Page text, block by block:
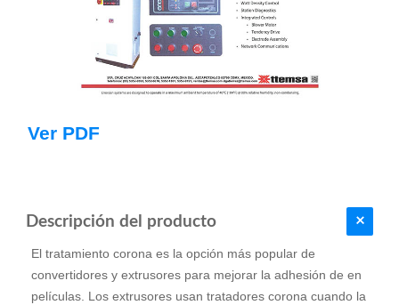
Ver PDF
Descripción del producto
El tratamiento corona es la opción más popular de
convertidores y extrusores para mejorar la adhesión de en
películas. Los extrusores usan tratadores corona cuando la